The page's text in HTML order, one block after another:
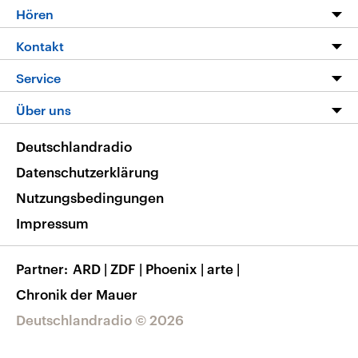
Programm
Die Nachrichten
Nachrichtenleicht
Neue Beiträge auf dlf.de
Hören
Livestream
Podcasts
Deutschlandfunk App
Nachrichten App
Frequenzen
Kontakt
Hörerservice
Service
FAQ
Veranstaltungen
Musikliste
RSS
Über uns
Barrierefreiheit
Deutschlandradio © 2026
Deutschlandradio
Datenschutzerklärung
Nutzungsbedingungen
Impressum
Partner ARD | ZDF | Phoenix | arte |
Chronik der Mauer